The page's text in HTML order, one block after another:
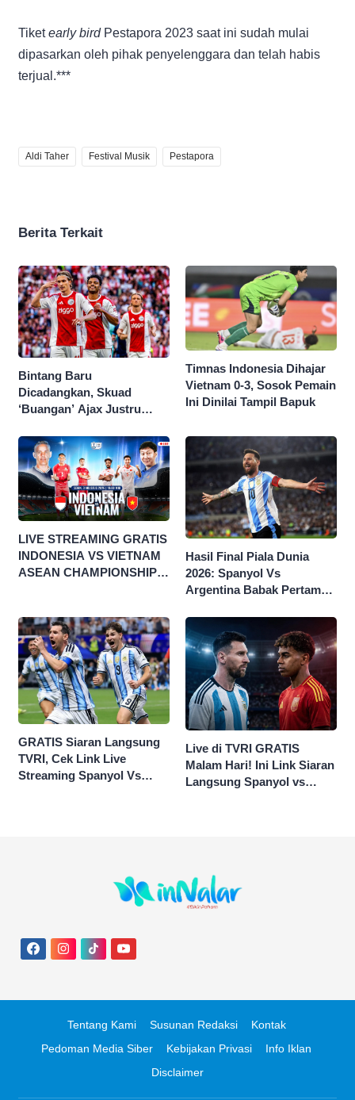
Tiketearly birdPestapora 2023 saat ini sudah mulai
dipasarkan oleh pihak penyelenggara dan telah habis
terjual.***
Aldi Taher Festival Musik Pestapora
Berita Terkait
Bintang Baru
Dicadangkan, Skuad
‘Buangan’ Ajax Justru
Timnas Indonesia Dihajar
Vietnam 0-3, Sosok Pemain
Ini Dinilai Tampil Bapuk
LIVE STREAMING GRATIS
INDONESIA VS VIETNAM
ASEAN CHAMPIONSHIP
Hasil Final Piala Dunia
2026: Spanyol Vs
Argentina Babak Pertama
GRATIS Siaran Langsung
TVRI, Cek Link Live
Streaming Spanyol Vs
Live di TVRI GRATIS
Malam Hari! Ini Link Siaran
Langsung Spanyol vs
Tentang Kami Susunan Redaksi
Kontak
Pedoman Media Siber
Kebijakan Privasi
Info Iklan
Disclaimer